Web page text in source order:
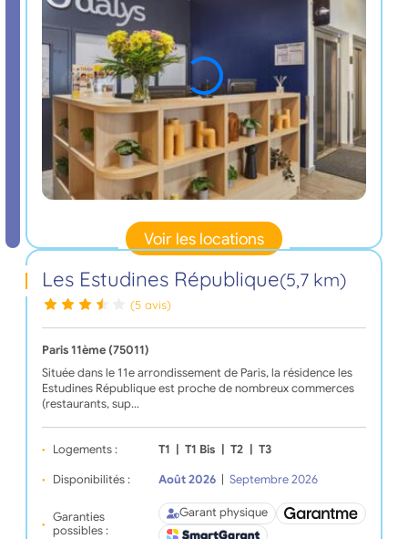
Voir les locations
Les Estudines République(5,7 km)
(5 avis)
Paris 11ème (75011)
Située dans le 11e arrondissement de Paris, la résidence les
Estudines République est proche de nombreux commerces
(restaurants, sup…
Logements : T1 T1 Bis T2 T3
Disponibilités : Août 2026 Septembre 2026
Garanties
possibles :
Garant physique